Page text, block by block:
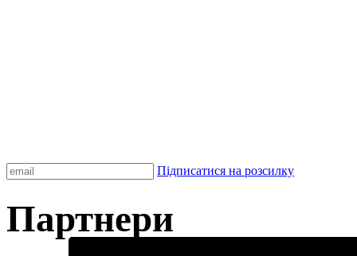
Підписатися на розсилку
Партнери